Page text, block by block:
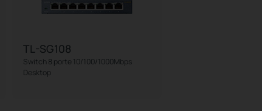
TL-SG108
Switch 8 porte 10/100/1000Mbps
Desktop